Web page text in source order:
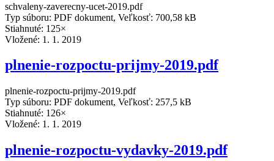
schvaleny-zaverecny-ucet-2019.pdf
Typ súboru: PDF dokument, Veľkosť: 700,58 kB
Stiahnuté: 125×
Vložené: 1. 1. 2019
plnenie-rozpoctu-prijmy-2019.pdf
plnenie-rozpoctu-prijmy-2019.pdf
Typ súboru: PDF dokument, Veľkosť: 257,5 kB
Stiahnuté: 126×
Vložené: 1. 1. 2019
plnenie-rozpoctu-vydavky-2019.pdf